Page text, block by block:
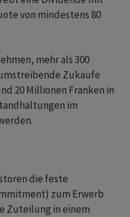
von mindestens 80
mehr als 300
Zukäufe
20 Millionen Franken in
im
die feste
zum Erwerb
Zuteilung in einem